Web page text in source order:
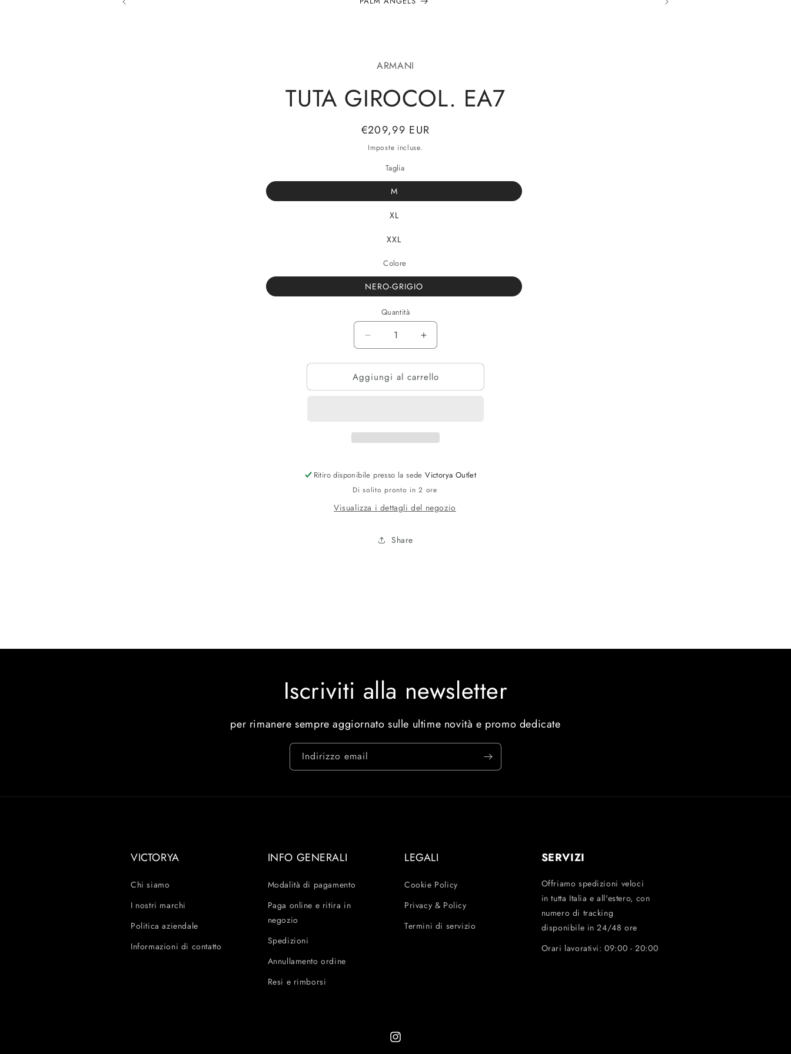
ARMANI
TUTA GIROCOL. EA7
Prezzo
di
listino
€209,99 EUR
Imposte incluse.
Taglia
M
XL
XXL
Colore
NERO-GRIGIO
Quantità
Diminuisci
quantità
per
TUTA
GIROCOL.
Aumenta
quantità
per
TUTA
GIROCOL.
Aggiungi al carrello
Ritiro disponibile presso la sedeVictorya Outlet
Di solito pronto in 2 ore
Visualizza i dettagli del negozio
Share
Iscriviti alla newsletter
per rimanere sempre aggiornato sulle ultime novità e promo dedicate
Indirizzo email
VICTORYA
Chi siamo
I nostri marchi
Politica aziendale
Informazioni di contatto
INFO GENERALI
Modalità di pagamento
Paga online e ritira in
negozio
Spedizioni
Annullamento ordine
Resi e rimborsi
LEGALI
Cookie Policy
Privacy & Policy
Termini di servizio
SERVIZI
Offriamo spedizioni veloci
in tutta Italia e all'estero, con
numero di tracking
disponibile in 24/48 ore
Orari lavorativi: 09:00 - 20:00
Instagram